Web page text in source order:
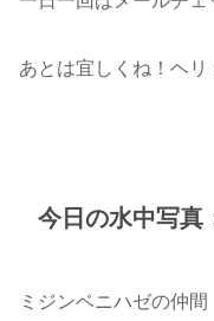
あとは宜しくね！ヘリ
今日の水中写真
ミジンベニハゼの仲間